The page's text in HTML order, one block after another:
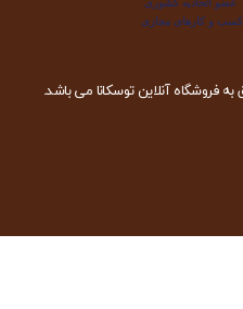
فروشگاه آنلاین توسکانا می باشد.